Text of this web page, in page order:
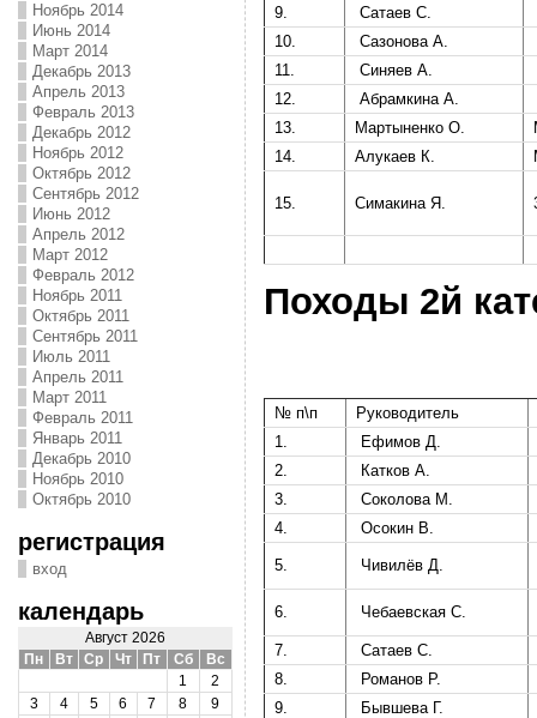
Ноябрь 2014
Июнь 2014
Март 2014
Декабрь 2013
Апрель 2013
Февраль 2013
Декабрь 2012
Ноябрь 2012
Октябрь 2012
Сентябрь 2012
Июнь 2012
Апрель 2012
Март 2012
Февраль 2012
Ноябрь 2011
Октябрь 2011
Сентябрь 2011
Июль 2011
Апрель 2011
Март 2011
Февраль 2011
Январь 2011
Декабрь 2010
Ноябрь 2010
Октябрь 2010
регистрация
вход
календарь
Август 2026
Пн
Вт Ср Чт Пт Сб
Вс
1
2
3
4 5 6 7 8
9
9.
Сатаев С.
10.
Сазонова А.
11.
Синяев А.
12.
Абрамкина А.
13.
Мартыненко О.
14.
Алукаев К.
15. Симакина Я.
Походы 2й
№ п\п
Руководитель
1.
Ефимов Д.
2.
Катков А.
3.
Соколова М.
4.
Осокин В.
5. Чивилёв Д.
6. Чебаевская С.
7.
Сатаев С.
8.
Романов Р.
9.
Бывшева Г.